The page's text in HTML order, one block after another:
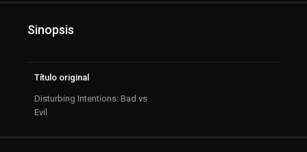
Sinopsis
Título original
Disturbing Intentions: Bad vs
Evil